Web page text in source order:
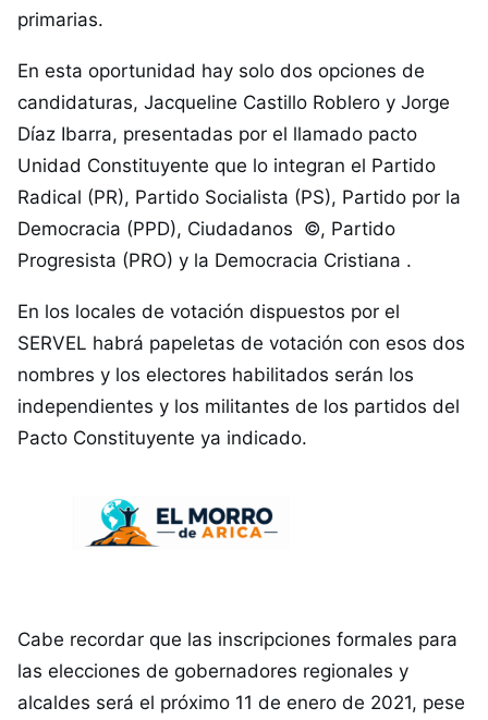
primarias.
En esta oportunidad hay solo dos opciones de
candidaturas, Jacqueline Castillo Roblero y Jorge
Díaz Ibarra, presentadas por el llamado pacto
Unidad Constituyente que lo integran el Partido
Radical (PR), Partido Socialista (PS), Partido por la
Democracia (PPD), Ciudadanos ©, Partido
Progresista (PRO) y la Democracia Cristiana .
En los locales de votación dispuestos por el
SERVEL habrá papeletas de votación con esos dos
nombres y los electores habilitados serán los
independientes y los militantes de los partidos del
Pacto Constituyente ya indicado.
Cabe recordar que las inscripciones formales para
las elecciones de gobernadores regionales y
alcaldes será el próximo 11 de enero de 2021, pese